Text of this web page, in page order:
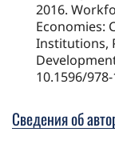
2016.
Economies:
Institutions,
10.1596/
Сведения об